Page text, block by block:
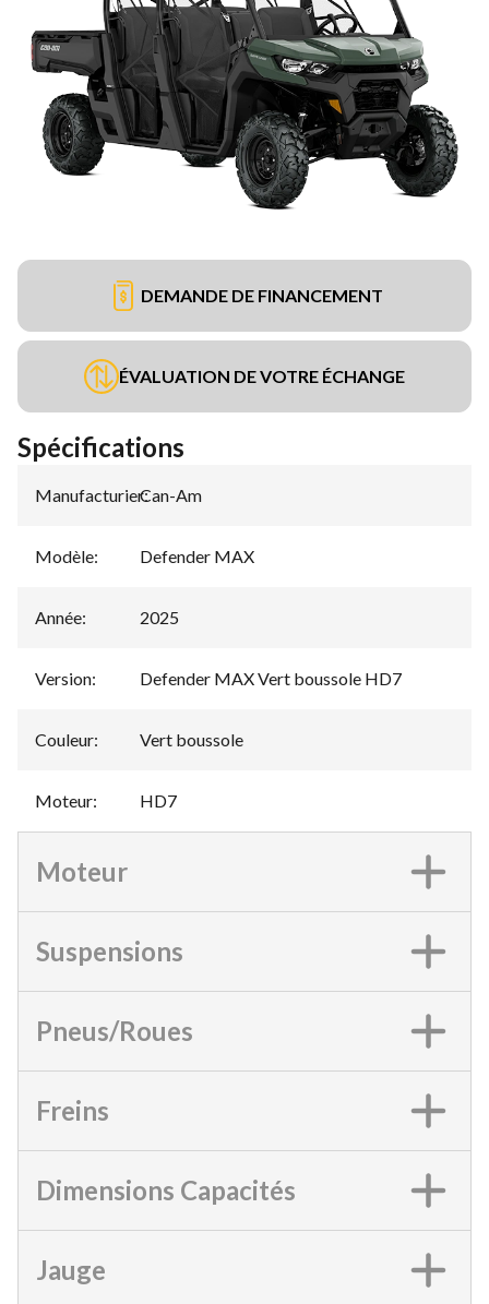
DEMANDE DE FINANCEMENT
ÉVALUATION DE VOTRE ÉCHANGE
Spécifications
Manufacturier:
Can-Am
Modèle: Defender MAX
Année: 2025
Version: Defender MAX Vert boussole HD7
Couleur: Vert boussole
Moteur: HD7
Moteur
Suspensions
Pneus/Roues
Freins
Dimensions Capacités
Jauge